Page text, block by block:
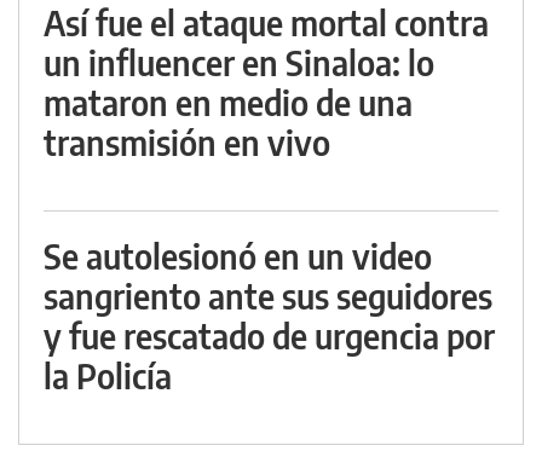
Así fue el ataque mortal contra
un influencer en Sinaloa: lo
mataron en medio de una
transmisión en vivo
Se autolesionó en un video
sangriento ante sus seguidores
y fue rescatado de urgencia por
la Policía